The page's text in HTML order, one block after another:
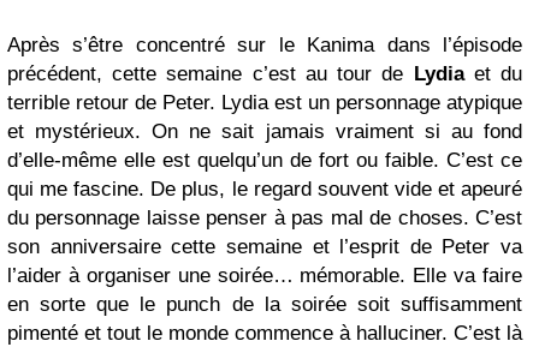
Après s’être concentré sur le Kanima dans l’épisode
précédent, cette semaine c’est au tour de Lydiaet du
terrible retour de Peter. Lydia est un personnage atypique
et mystérieux. On ne sait jamais vraiment si au fond
d’elle-même elle est quelqu’un de fort ou faible. C’est ce
qui me fascine. De plus, le regard souvent vide et apeuré
du personnage laisse penser à pas mal de choses. C’est
son anniversaire cette semaine et l’esprit de Peter va
l’aider à organiser une soirée… mémorable. Elle va faire
en sorte que le punch de la soirée soit suffisamment
pimenté et tout le monde commence à halluciner. C’est là